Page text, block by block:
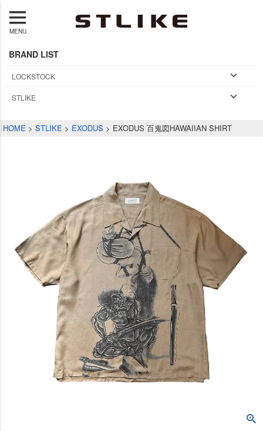
MENU
BRAND LIST
LOCKSTOCK
STLIKE
HOME STLIKE EXODUS EXODUS 百鬼図HAWAIIAN SHIRT